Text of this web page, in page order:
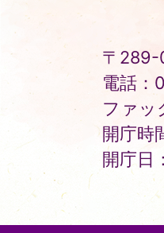
〒289-
電話：
ファッ
開庁時
開庁日